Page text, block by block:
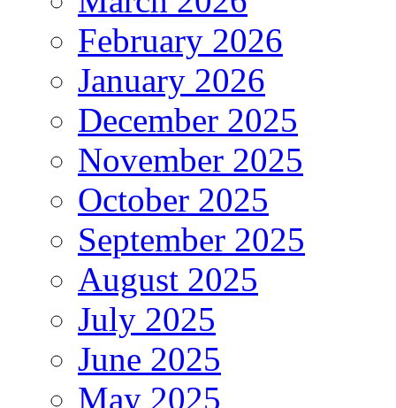
February 2026
January 2026
December 2025
November 2025
October 2025
September 2025
August 2025
July 2025
June 2025
May 2025